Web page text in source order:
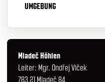
UMGEBUNG
Mladeč Höhlen
Leiter: Mgr. Ondřej Vlček
783 21 Mladeč 84